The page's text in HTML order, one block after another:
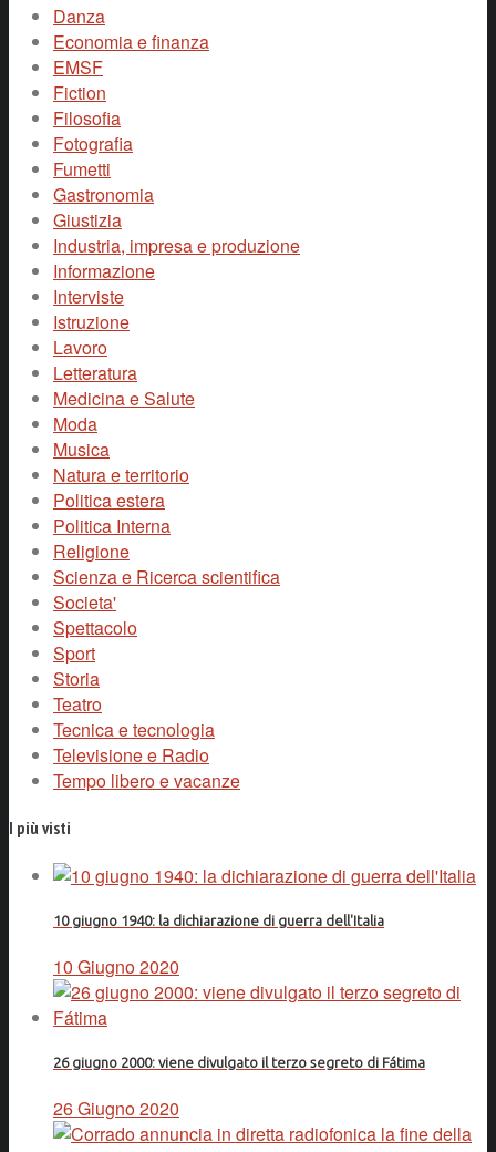
Danza
Economia e finanza
EMSF
Fiction
Filosofia
Fotografia
Fumetti
Gastronomia
Giustizia
Industria, impresa e produzione
Informazione
Interviste
Istruzione
Lavoro
Letteratura
Medicina e Salute
Moda
Musica
Natura e territorio
Politica estera
Politica Interna
Religione
Scienza e Ricerca scientifica
Societa'
Spettacolo
Sport
Storia
Teatro
Tecnica e tecnologia
Televisione e Radio
Tempo libero e vacanze
I più visti
10 giugno 1940: la dichiarazione di guerra dell'Italia
10 Giugno 2020
26 giugno 2000: viene divulgato il terzo segreto di Fátima
26 Giugno 2020